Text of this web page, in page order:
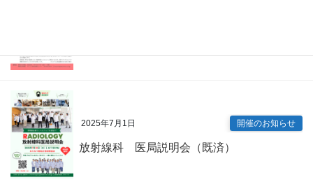
2025年7月1日 開催のお知らせ
放射線科 医局説明会（既済）